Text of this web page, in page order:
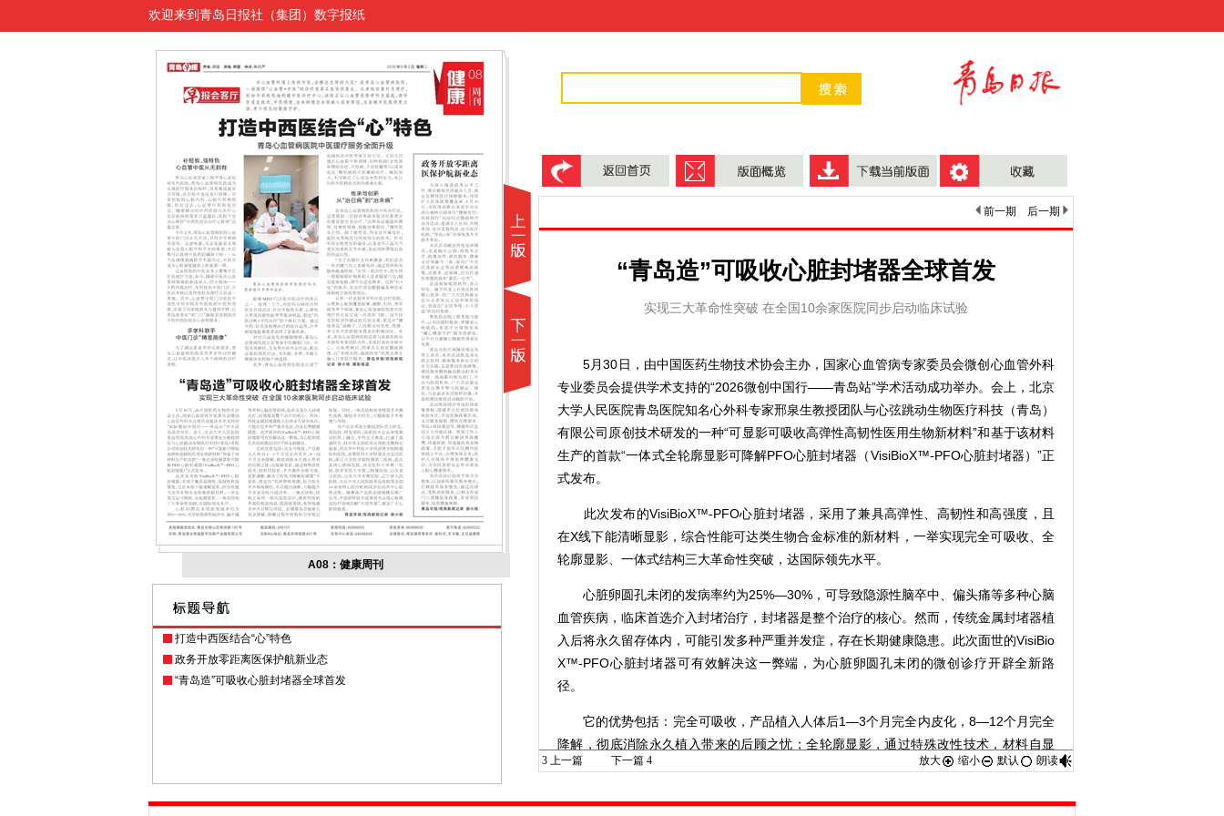
欢迎来到青岛日报社（集团）数字报纸
A08：健康周刊
打造中西医结合“心”特色
政务开放零距离医保护航新业态
“青岛造”可吸收心脏封堵器全球首发
前一期 后一期
“青岛造”可吸收心脏封堵器全球首发
实现三大革命性突破 在全国10余家医院同步启动临床试验
5月30日，由中国医药生物技术协会主办，国家心血管病专家委员会微创心血管外科
专业委员会提供学术支持的“2026微创中国行——青岛站”学术活动成功举办。会上，北京
大学人民医院青岛医院知名心外科专家邢泉生教授团队与心弦跳动生物医疗科技（青岛）
有限公司原创技术研发的一种“可显影可吸收高弹性高韧性医用生物新材料”和基于该材料
生产的首款“一体式全轮廓显影可降解PFO心脏封堵器（VisiBioX™-PFO心脏封堵器）”正
式发布。
此次发布的VisiBioX™-PFO心脏封堵器，采用了兼具高弹性、高韧性和高强度，且
在X线下能清晰显影，综合性能可达类生物合金标准的新材料，一举实现完全可吸收、全
轮廓显影、一体式结构三大革命性突破，达国际领先水平。
心脏卵圆孔未闭的发病率约为25%—30%，可导致隐源性脑卒中、偏头痛等多种心脑
血管疾病，临床首选介入封堵治疗，封堵器是整个治疗的核心。然而，传统金属封堵器植
入后将永久留存体内，可能引发多种严重并发症，存在长期健康隐患。此次面世的VisiBio
X™-PFO心脏封堵器可有效解决这一弊端，为心脏卵圆孔未闭的微创诊疗开辟全新路
径。
它的优势包括：完全可吸收，产品植入人体后1—3个月完全内皮化，8—12个月完全
降解，彻底消除永久植入带来的后顾之忧；全轮廓显影，通过特殊改性技术，材料自显
影，手术操作全程可视，显影清晰，解决了传统可降解封堵器“不显影、难定位”的世界性
3 上一篇 下一篇 4 放大 缩小 默认 朗读